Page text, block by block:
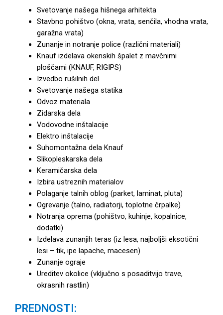
Svetovanje našega hišnega arhitekta
Stavbno pohištvo (okna, vrata, senčila, vhodna vrata,
garažna vrata)
Zunanje in notranje police (različni materiali)
Knauf izdelava okenskih špalet z mavčnimi
ploščami (KNAUF, RIGIPS)
Izvedbo rušilnih del
Svetovanje našega statika
Odvoz materiala
Zidarska dela
Vodovodne inštalacije
Elektro inštalacije
Suhomontažna dela Knauf
Slikopleskarska dela
Keramičarska dela
Izbira ustreznih materialov
Polaganje talnih oblog (parket, laminat, pluta)
Ogrevanje (talno, radiatorji, toplotne črpalke)
Notranja oprema (pohištvo, kuhinje, kopalnice,
dodatki)
Izdelava zunanjih teras (iz lesa, najboljši eksotični
lesi – tik, ipe lapache, macesen)
Zunanje ograje
Ureditev okolice (vključno s posaditvijo trave,
okrasnih rastlin)
PREDNOSTI: